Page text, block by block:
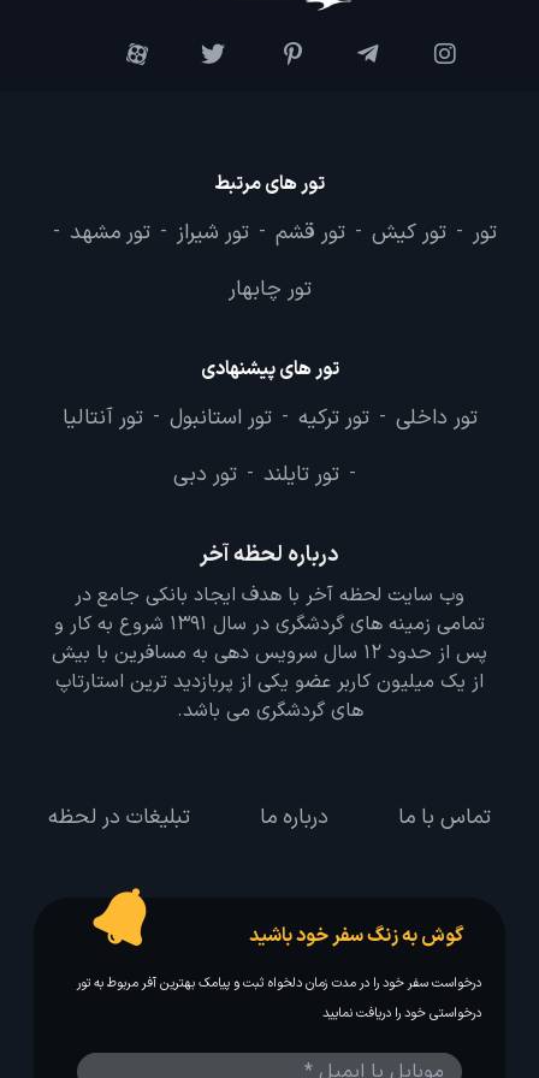
تور های مرتبط
تور - تور کیش - تور قشم - تور شیراز - تور مشهد -
تور چابهار
تور های پیشنهادی
تور داخلی - تور ترکیه - تور استانبول - تور آنتالیا
- تور تایلند - تور دبی
درباره لحظه آخر
وب سایت لحظه آخر با هدف ایجاد بانکی جامع در
تمامی زمینه های گردشگری در سال 1391 شروع به کار و
پس از حدود 12 سال سرویس دهی به مسافرین با بیش
از یک میلیون کاربر عضو یکی از پربازدید ترین استارتاپ
های گردشگری می باشد.
تماس با ما درباره ما تبلیغات در لحظه
گوش به زنگ سفر خود باشید
درخواست سفر خود را در مدت زمان دلخواه ثبت و پیامک بهترین آفر مربوط به تور
درخواستی خود را دریافت نمایید